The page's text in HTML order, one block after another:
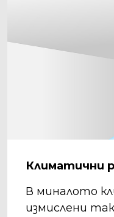
Климатични
В миналото
измислени